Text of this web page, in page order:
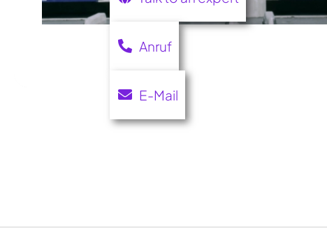
Anruf
E-Mail